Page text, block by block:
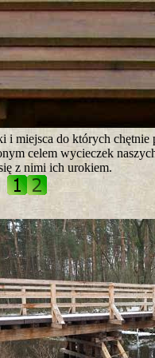
i miejsca do których chętnie
celem wycieczek
z nimi ich urokiem.